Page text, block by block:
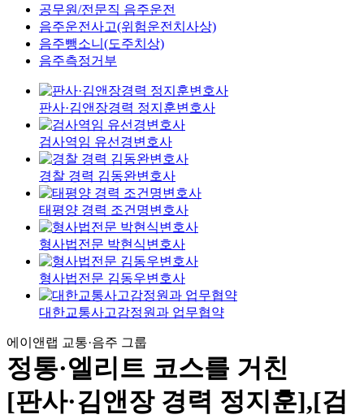
공무원/전문직 음주운전
음주운전사고(위험운전치사상)
음주뺑소니(도주치상)
음주측정거부
판사·김앤장경력 정지훈변호사
검사역임 유선경변호사
경찰 경력 김동완변호사
태평양 경력 조건명변호사
형사법전문 박현식변호사
형사법전문 김동우변호사
대한교통사고감정원과 업무협약
에이앤랩 교통·음주 그룹
정통·엘리트 코스를 거친
[판사·김앤장 경력 정지훈],[검